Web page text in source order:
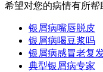
希望对您的病情有所帮
银屑病嘴唇脱皮
银屑病喝豆浆吗
银屑病感冒老复
典型银屑病专家